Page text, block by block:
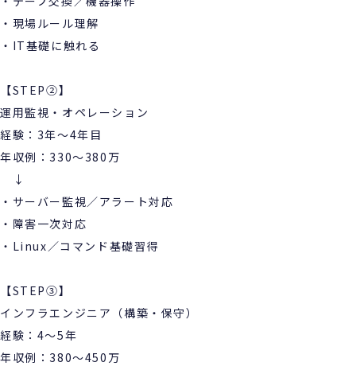
・現場ルール理解
・IT基礎に触れる
【STEP②】
運用監視・オペレーション
経験：3年～4年目
年収例：330～380万
↓
・サーバー監視／アラート対応
・障害一次対応
・Linux／コマンド基礎習得
【STEP③】
インフラエンジニア（構築・保守）
経験：4～5年
年収例：380～450万